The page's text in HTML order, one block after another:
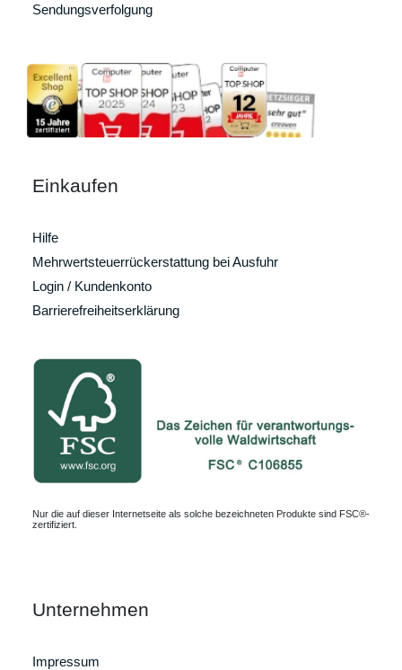
Sendungsverfolgung
Einkaufen
Hilfe
Mehrwertsteuerrückerstattung bei Ausfuhr
Login / Kundenkonto
Barrierefreiheitserklärung
Nur die auf dieser Internetseite als solche bezeichneten Produkte sind FSC®-
zertifiziert.
Unternehmen
Impressum